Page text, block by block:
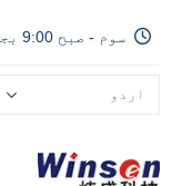
سوم - صبح 9:00 بجے تا شام 6:00 بجے